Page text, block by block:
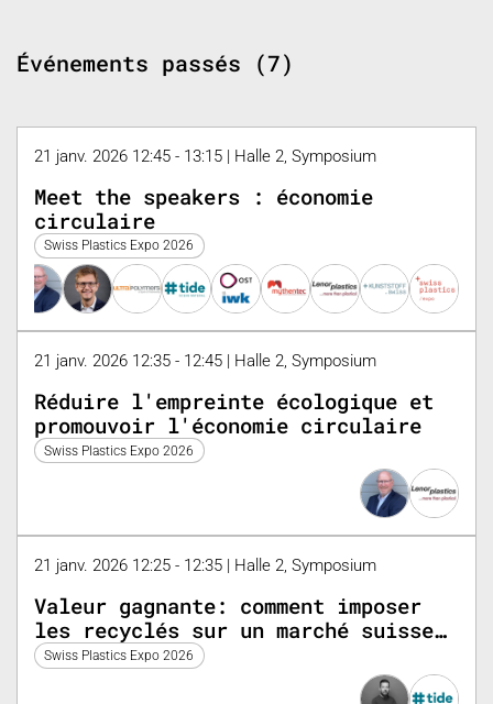
Événements passés (7)
21 janv. 2026 12:45 - 13:15 | Halle 2, Symposium
Meet the speakers : économie
circulaire
Swiss Plastics Expo 2026
21 janv. 2026 12:35 - 12:45 | Halle 2, Symposium
Réduire l'empreinte écologique et
promouvoir l'économie circulaire
Swiss Plastics Expo 2026
21 janv. 2026 12:25 - 12:35 | Halle 2, Symposium
Valeur gagnante: comment imposer
les recyclés sur un marché suisse
très sensible au prix
Swiss Plastics Expo 2026